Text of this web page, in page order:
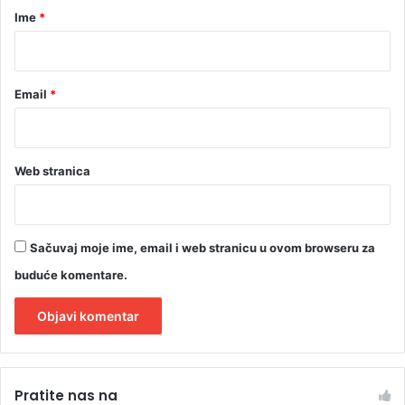
rIme *
Email *
Web stranica
Sačuvaj moje ime, email i web stranicu u ovom browseru za
buduće komentare.
Pratite nas na